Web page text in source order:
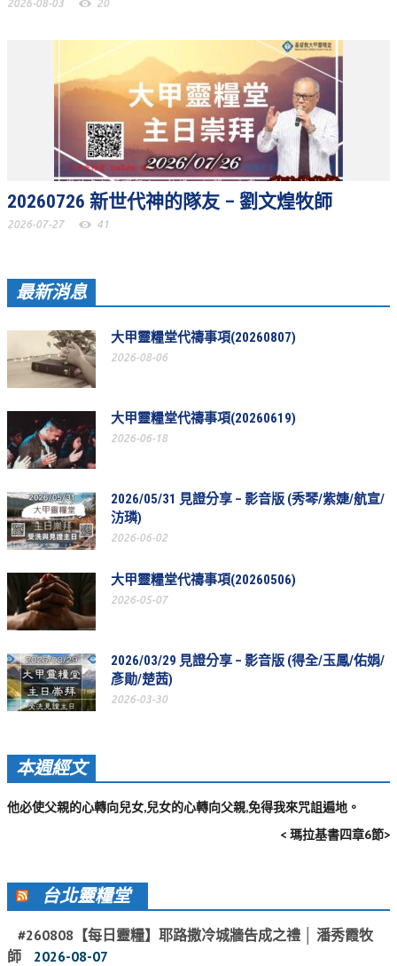
聚會剪影_2015年
聚會剪影_2014年
聚會剪影_2013年
教會節慶
教會節慶_2026年
教會節慶_2025年
教會節慶_2023年
教會節慶_2021年
教會節慶_2020年
教會節慶_2019年
教會節慶_2018年
教會節慶_2016年
教會節慶_2015年
教會節慶_2014年
教會節慶_2013年
活動影音_2026年
活動影音_2025年
活動影音_2023年
活動影音_2022年
活動影音_2019年
活動影音_2018年
2026-08-03 20
20260726 新世代神的隊友 – 劉文煌牧師
2026-07-27 41
最新消息
大甲靈糧堂代禱事項(20260807)
2026-08-06
大甲靈糧堂代禱事項(20260619)
2026-06-18
2026/05/31 見證分享 – 影音版 (秀琴/紫婕/航宣/
汸璘)
2026-06-02
大甲靈糧堂代禱事項(20260506)
2026-05-07
2026/03/29 見證分享 – 影音版 (得全/玉鳳/佑娟/
彥勛/楚茜)
2026-03-30
本週經文
他必使父親的心轉向兒女,兒女的心轉向父親,免得我來咒詛遍地。
< 瑪拉基書四章6節>
台北靈糧堂
#260808【每日靈糧】耶路撒冷城牆告成之禮 │ 潘秀霞牧
師
2026-08-07